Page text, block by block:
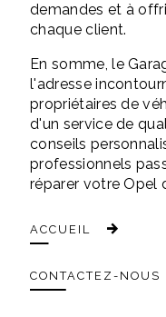
demandes et à
chaque client.
En somme, le
l'adresse
propriétaires de
d'un service de
conseils
professionnels
réparer votre Opel
ACCUEIL
CONTACTEZ-NOUS